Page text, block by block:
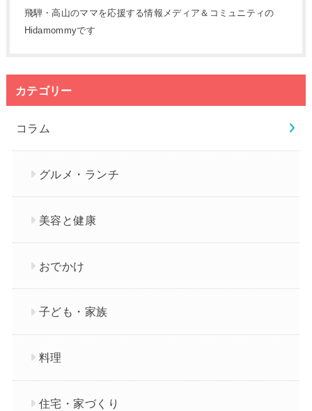
飛騨・高山のママを応援する情報メディア＆コミュニティの
Hidamommyです
カテゴリー
コラム
グルメ・ランチ
美容と健康
おでかけ
子ども・家族
料理
住宅・家づくり